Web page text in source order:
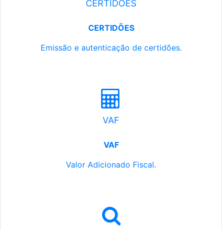
CERTIDÕES
CERTIDÕES
Emissão e autenticação de certidões.
VAF
VAF
Valor Adicionado Fiscal.